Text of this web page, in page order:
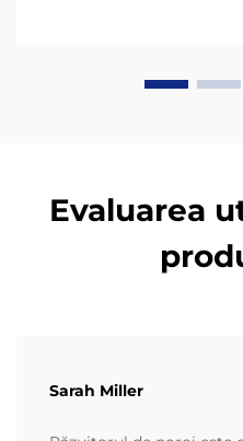
Evaluarea
Sarah Miller